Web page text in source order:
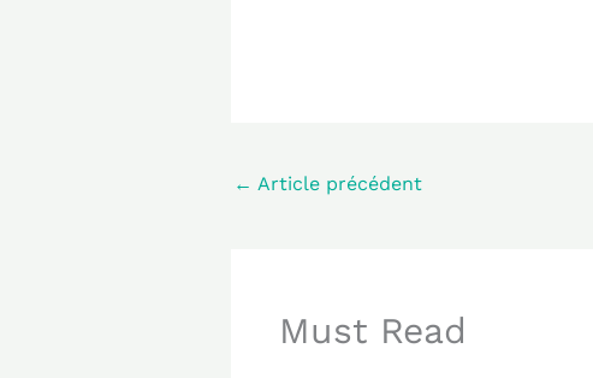
← Article précédent
Must Read